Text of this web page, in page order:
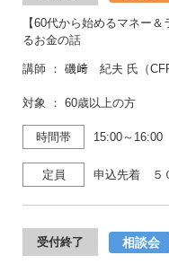
【60代から始めるマネー
るお金の話
講師 ： 磯﨑 紀夫 氏（
対象 ： 60歳以上の方
時間帯 15:00～16:00
定員 申込先着 ５
受付終了 相談会